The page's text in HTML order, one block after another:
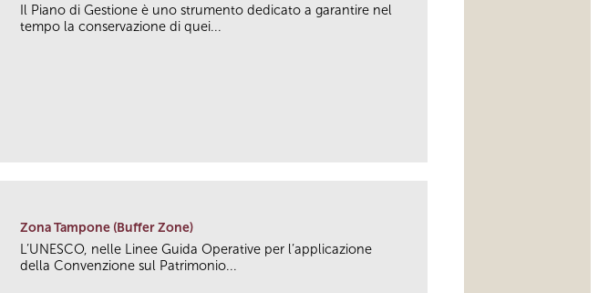
Il Piano di Gestione è uno strumento dedicato a garantire nel
tempo la conservazione di quei...
Zona Tampone (Buffer Zone)
L’UNESCO, nelle Linee Guida Operative per l’applicazione
della Convenzione sul Patrimonio...